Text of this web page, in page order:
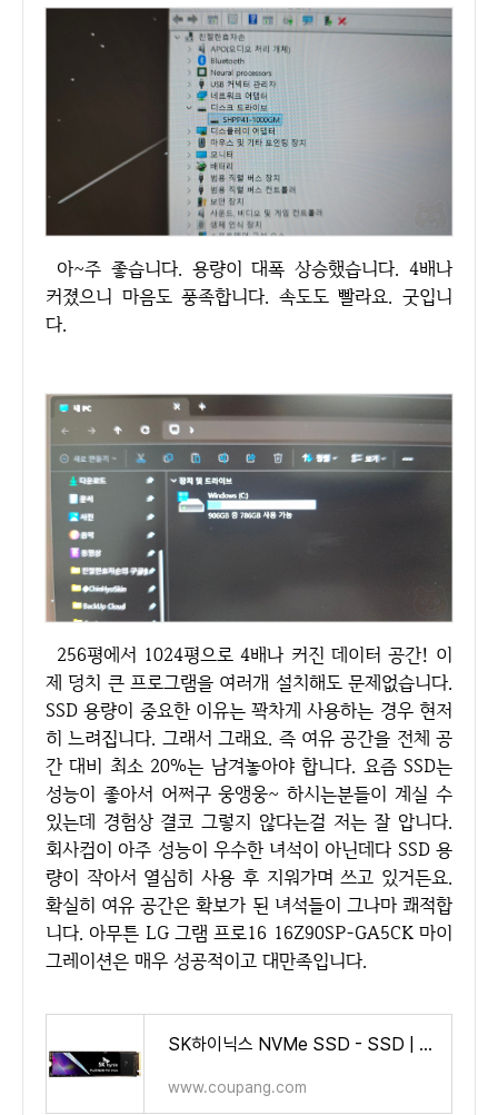
아~주 좋습니다. 용량이 대폭 상승했습니다. 4배나
커졌으니 마음도 풍족합니다. 속도도 빨라요. 굿입니
다.
256평에서 1024평으로 4배나 커진 데이터 공간! 이
제 덩치 큰 프로그램을 여러개 설치해도 문제없습니다.
SSD 용량이 중요한 이유는 꽉차게 사용하는 경우 현저
히 느려집니다. 그래서 그래요. 즉 여유 공간을 전체 공
간 대비 최소 20%는 남겨놓아야 합니다. 요즘 SSD는
성능이 좋아서 어쩌구 웅앵웅~ 하시는분들이 계실 수
있는데 경험상 결코 그렇지 않다는걸 저는 잘 압니다.
회사컴이 아주 성능이 우수한 녀석이 아닌데다 SSD 용
량이 작아서 열심히 사용 후 지워가며 쓰고 있거든요.
확실히 여유 공간은 확보가 된 녀석들이 그나마 쾌적합
니다. 아무튼 LG 그램 프로16 16Z90SP-GA5CK 마이
그레이션은 매우 성공적이고 대만족입니다.
SK하이닉스 NVMe SSD - SSD | 쿠팡
www.coupang.com